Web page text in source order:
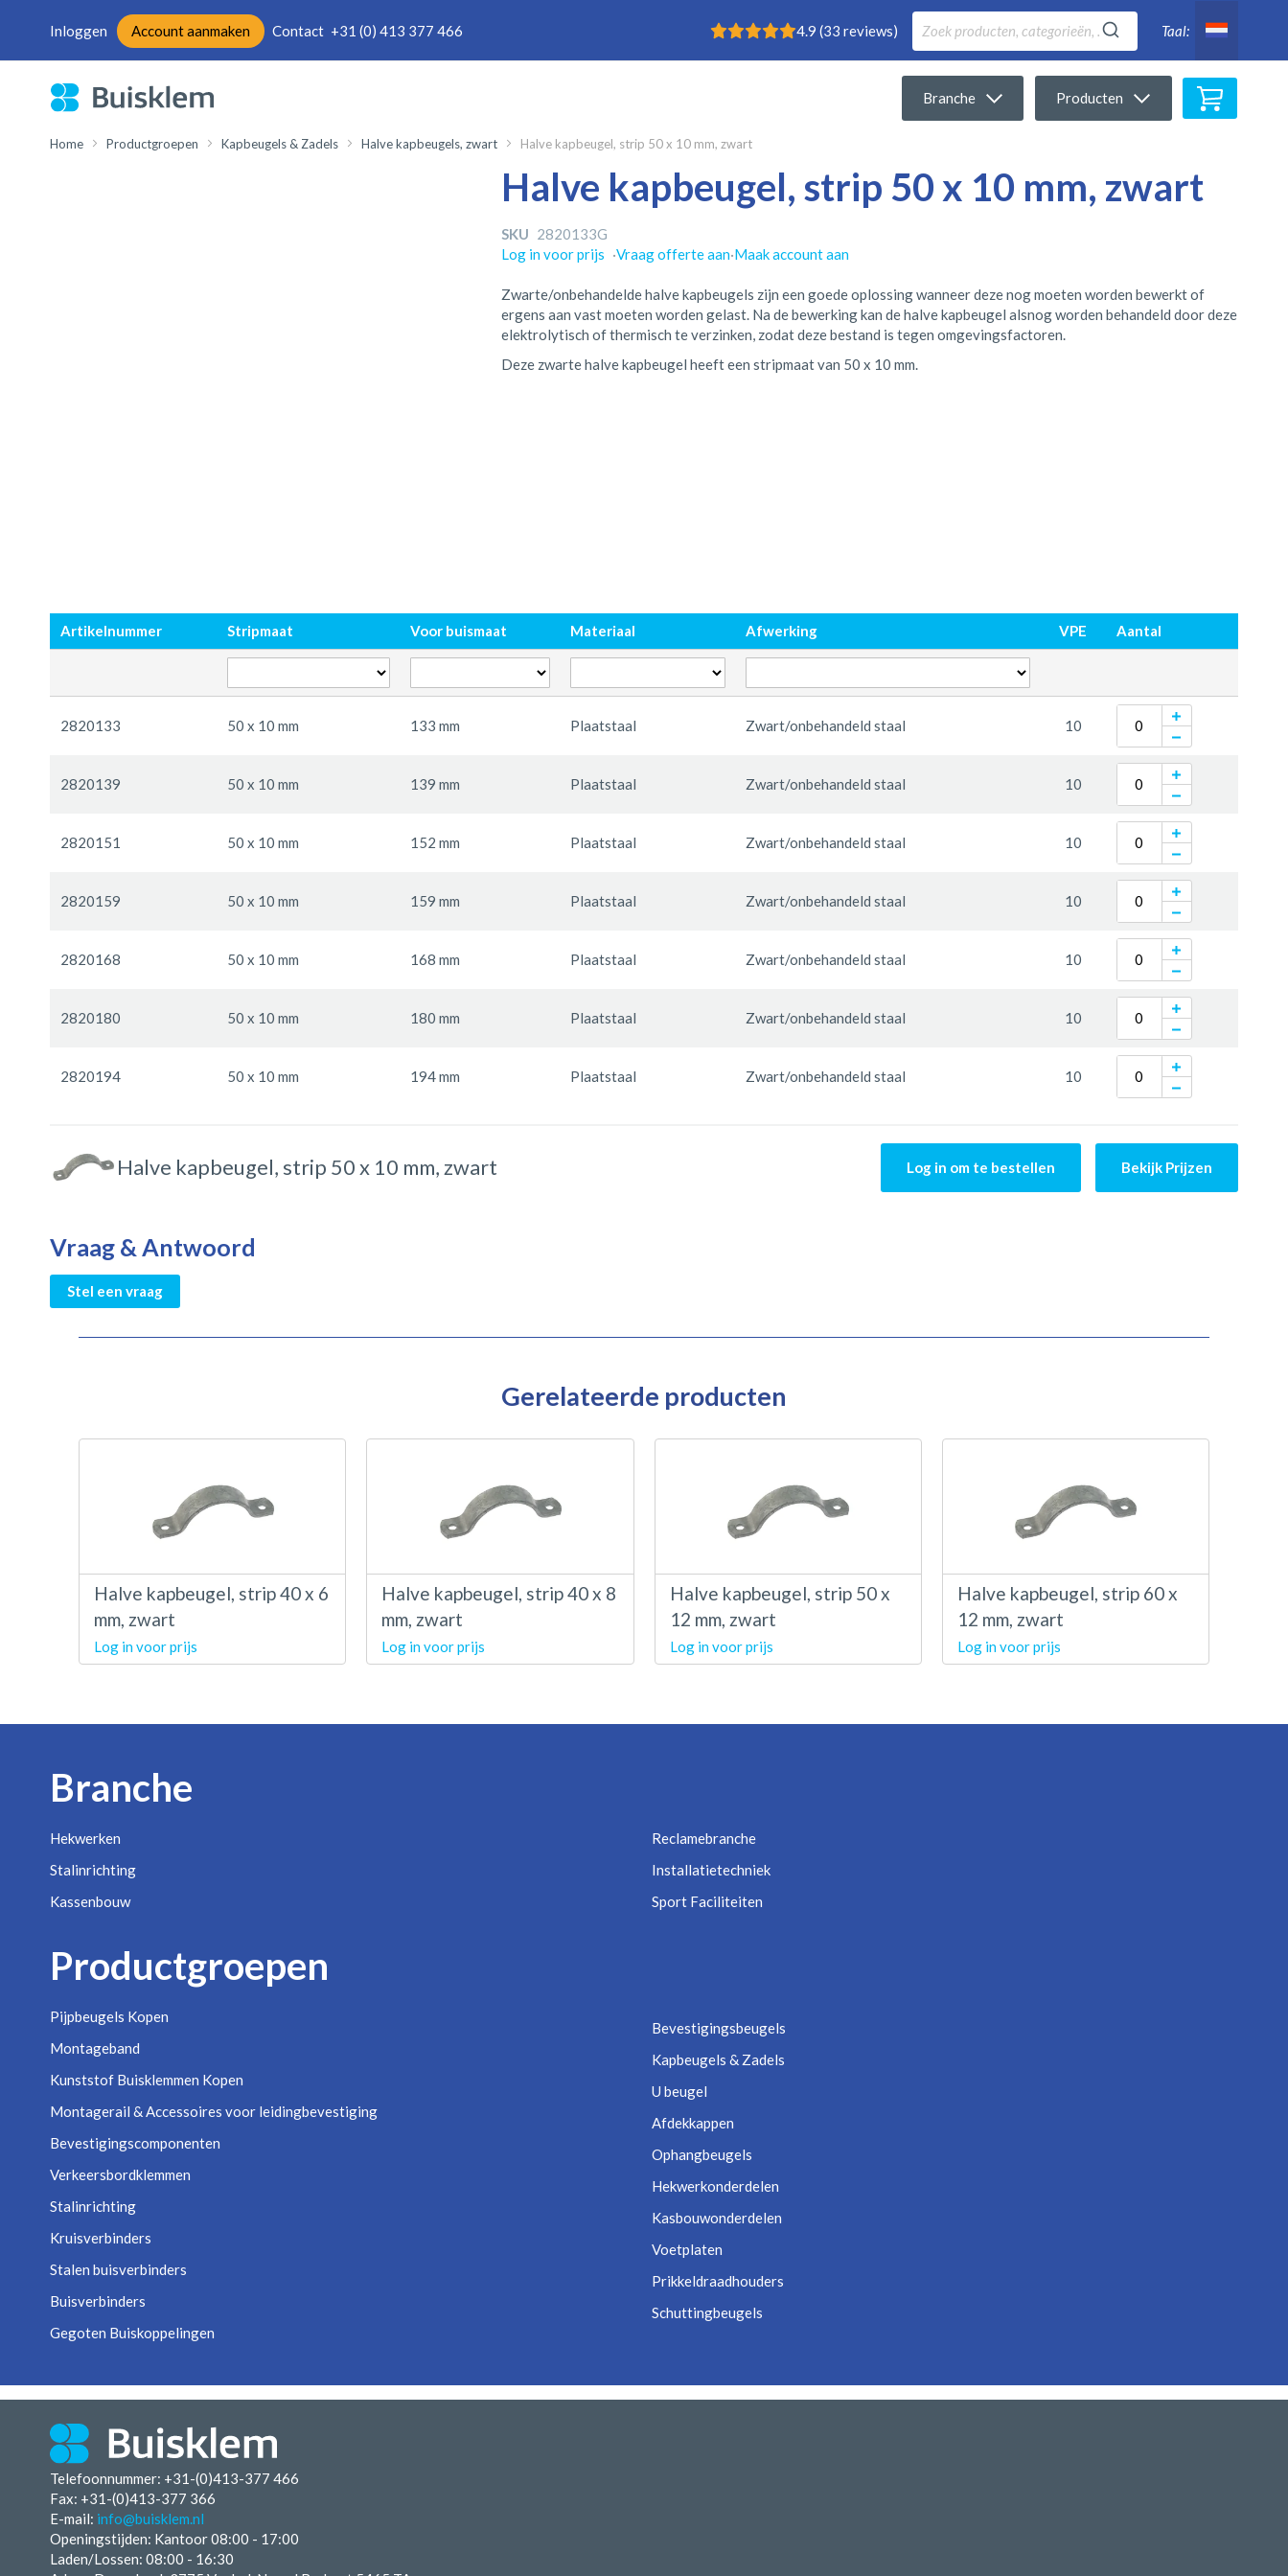
Inloggen Account aanmaken Contact +31 (0) 413 377 466 Rating: 4.9 4.9 (33 reviews)
Ga
naar
inhoud
Taal:
Branche Producten
Home Productgroepen Kapbeugels & Zadels Halve kapbeugels, zwart Halve kapbeugel, strip 50 x 10 mm, zwart
Halve kapbeugel, strip 50 x 10 mm, zwart
SKU 2820133G
Log in voor prijs ·Vraag offerte aan·Maak account aan
Zwarte/onbehandelde halve kapbeugels zijn een goede oplossing wanneer deze nog moeten worden bewerkt of
ergens aan vast moeten worden gelast. Na de bewerking kan de halve kapbeugel alsnog worden behandeld door deze
elektrolytisch of thermisch te verzinken, zodat deze bestand is tegen omgevingsfactoren.
Deze zwarte halve kapbeugel heeft een stripmaat van 50 x 10 mm.
naar
het
de
afbeeldingen-
naar
het
de
afbeeldingen-
productitems
Artikelnummer Stripmaat Voor buismaat Materiaal Afwerking VPE Aantal
2820133 50 x 10 mm 133 mm Plaatstaal Zwart/onbehandeld staal 10
2820139 50 x 10 mm 139 mm Plaatstaal Zwart/onbehandeld staal 10
2820151 50 x 10 mm 152 mm Plaatstaal Zwart/onbehandeld staal 10
2820159 50 x 10 mm 159 mm Plaatstaal Zwart/onbehandeld staal 10
2820168 50 x 10 mm 168 mm Plaatstaal Zwart/onbehandeld staal 10
2820180 50 x 10 mm 180 mm Plaatstaal Zwart/onbehandeld staal 10
2820194 50 x 10 mm 194 mm Plaatstaal Zwart/onbehandeld staal 10
Halve kapbeugel, strip 50 x 10 mm, zwart Log in om te bestellen Bekijk Prijzen
Vraag & Antwoord
Stel een vraag
Gerelateerde producten
Halve kapbeugel, strip 40 x 6
mm, zwart
Log in voor prijs
Halve kapbeugel, strip 40 x 8
mm, zwart
Log in voor prijs
Halve kapbeugel, strip 50 x
12 mm, zwart
Log in voor prijs
Halve kapbeugel, strip 60 x
12 mm, zwart
Log in voor prijs
Branche
Hekwerken
Stalinrichting
Kassenbouw
Reclamebranche
Installatietechniek
Sport Faciliteiten
Productgroepen
Pijpbeugels Kopen
Montageband
Kunststof Buisklemmen Kopen
Montagerail & Accessoires voor leidingbevestiging
Bevestigingscomponenten
Verkeersbordklemmen
Stalinrichting
Kruisverbinders
Stalen buisverbinders
Buisverbinders
Gegoten Buiskoppelingen
Bevestigingsbeugels
Kapbeugels & Zadels
U beugel
Afdekkappen
Ophangbeugels
Hekwerkonderdelen
Kasbouwonderdelen
Voetplaten
Prikkeldraadhouders
Schuttingbeugels
Telefoonnummer: +31-(0)413-377 466
Fax: +31-(0)413-377 366
E-mail: info@buisklem.nl
Openingstijden: Kantoor 08:00 - 17:00
Laden/Lossen: 08:00 - 16:30